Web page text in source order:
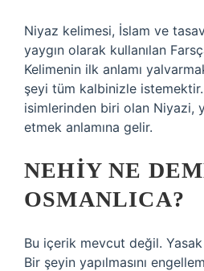
Niyaz kelimesi, İslam ve
yaygın olarak kullanılan
Kelimenin ilk anlamı
şeyi tüm kalbinizle
isimlerinden biri olan Niyazi,
etmek anlamına gelir.
NEHIY NE
OSMANLICA?
Bu içerik mevcut değil.
Bir şeyin yapılmasını